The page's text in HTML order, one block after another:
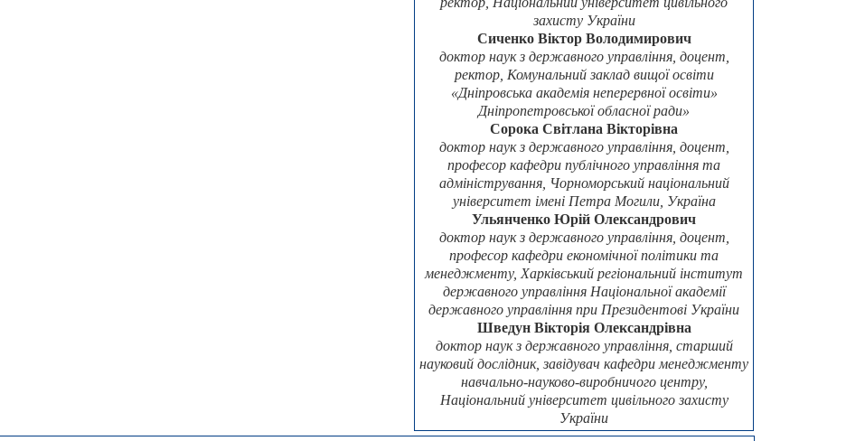
захисту України
Сиченко Віктор Володимирович
доктор наук з державного управління, доцент,
ректор, Комунальний заклад вищої освіти
«Дніпровська академія неперервної освіти»
Дніпропетровської обласної ради»
Сорока Світлана Вікторівна
доктор наук з державного управління, доцент,
професор кафедри публічного управління та
адміністрування, Чорноморський національний
університет імені Петра Могили, Україна
Ульянченко Юрій Олександрович
доктор наук з державного управління, доцент,
професор кафедри економічної політики та
менеджменту, Харківський регіональний інститут
державного управління Національної академії
державного управління при Президентові України
Шведун Вікторія Олександрівна
доктор наук з державного управління, старший
науковий дослідник, завідувач кафедри менеджменту
навчально-науково-виробничого центру,
Національний університет цивільного захисту
України